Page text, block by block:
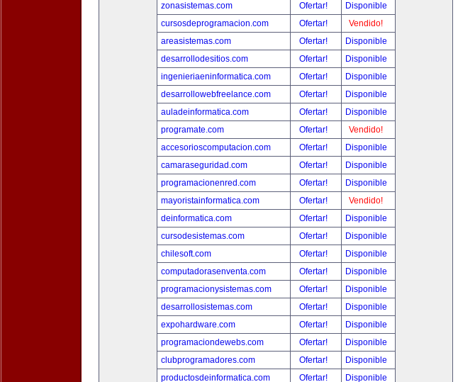
zonasistemas.com
Ofertar!
Disponible
cursosdeprogramacion.com
Ofertar!
Vendido!
areasistemas.com
Ofertar!
Disponible
desarrollodesitios.com
Ofertar!
Disponible
ingenieriaeninformatica.com
Ofertar!
Disponible
desarrollowebfreelance.com
Ofertar!
Disponible
auladeinformatica.com
Ofertar!
Disponible
programate.com
Ofertar!
Vendido!
accesorioscomputacion.com
Ofertar!
Disponible
camaraseguridad.com
Ofertar!
Disponible
programacionenred.com
Ofertar!
Disponible
mayoristainformatica.com
Ofertar!
Vendido!
deinformatica.com
Ofertar!
Disponible
cursodesistemas.com
Ofertar!
Disponible
chilesoft.com
Ofertar!
Disponible
computadorasenventa.com
Ofertar!
Disponible
programacionysistemas.com
Ofertar!
Disponible
desarrollosistemas.com
Ofertar!
Disponible
expohardware.com
Ofertar!
Disponible
programaciondewebs.com
Ofertar!
Disponible
clubprogramadores.com
Ofertar!
Disponible
productosdeinformatica.com
Ofertar!
Disponible